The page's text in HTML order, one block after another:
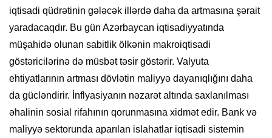
iqtisadi qüdrətinin gələcək illərdə daha da artmasına şərait
yaradacaqdır. Bu gün Azərbaycan iqtisadiyyatında
müşahidə olunan sabitlik ölkənin makroiqtisadi
göstəricilərinə də müsbət təsir göstərir. Valyuta
ehtiyatlarının artması dövlətin maliyyə dayanıqlığını daha
da gücləndirir. İnflyasiyanın nəzarət altında saxlanılması
əhalinin sosial rifahının qorunmasına xidmət edir. Bank və
maliyyə sektorunda aparılan islahatlar iqtisadi sistemin